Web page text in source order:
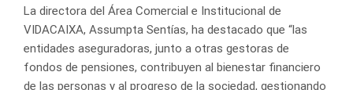
La directora del Área Comercial e Institucional de
VIDACAIXA, Assumpta Sentías, ha destacado que “las
entidades aseguradoras, junto a otras gestoras de
fondos de pensiones, contribuyen al bienestar financiero
de las personas y al progreso de la sociedad, gestionando